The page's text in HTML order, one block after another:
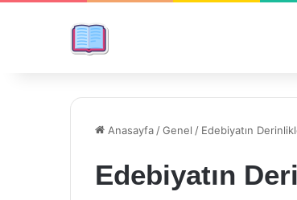
Anasayfa /Genel / Edebiyatın
Edebiyatın